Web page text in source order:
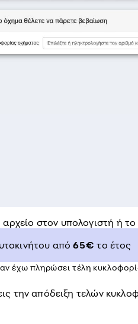
αρχείο στον υπολογιστή ή
από65€ το έτος
έχω πληρώσει τέλη
την απόδειξη τελών